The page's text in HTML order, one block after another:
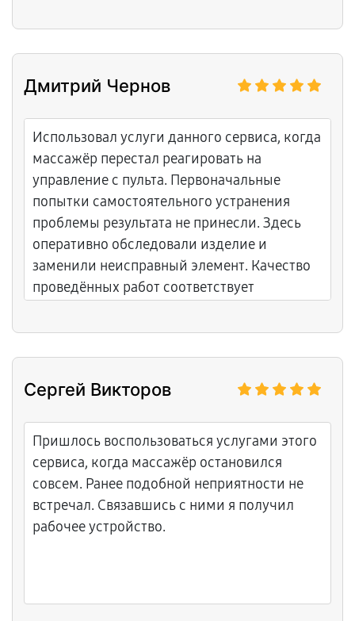
Дмитрий Чернов
Использовал услуги данного сервиса, когда
массажёр перестал реагировать на
управление с пульта. Первоначальные
попытки самостоятельного устранения
проблемы результата не принесли. Здесь
оперативно обследовали изделие и
заменили неисправный элемент. Качество
проведённых работ соответствует
Сергей Викторов
Пришлось воспользоваться услугами этого
сервиса, когда массажёр остановился
совсем. Ранее подобной неприятности не
встречал. Связавшись с ними я получил
рабочее устройство.